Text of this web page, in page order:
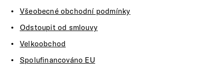
Všeobecné obchodní podmínky
Odstoupit od smlouvy
Velkoobchod
Spolufinancováno EU